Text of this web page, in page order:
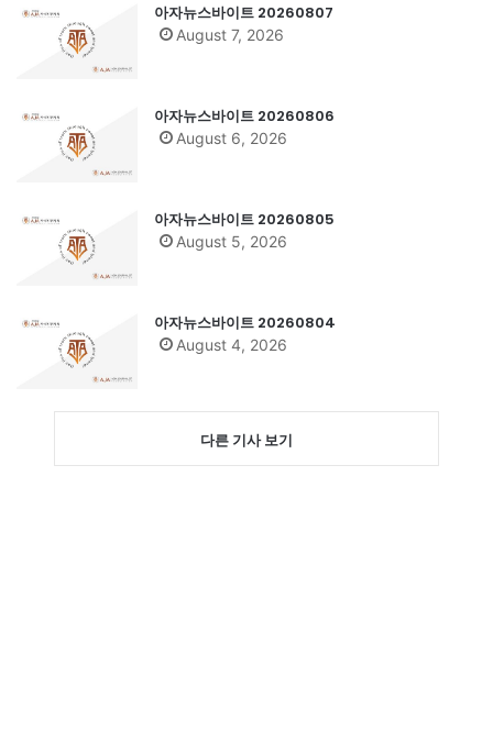
아자뉴스바이트 20260807
August 7, 2026
아자뉴스바이트 20260806
August 6, 2026
아자뉴스바이트 20260805
August 5, 2026
아자뉴스바이트 20260804
August 4, 2026
다른 기사 보기